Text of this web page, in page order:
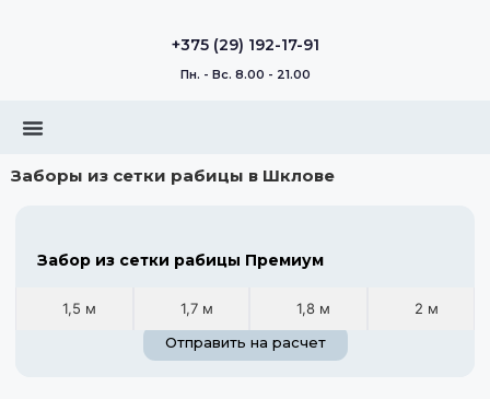
+375 (29) 192-17-91
Пн. - Вс. 8.00 - 21.00
Заборы из сетки рабицы в Шклове
Забор из сетки рабицы Премиум
1,5 м 1,7 м 1,8 м
2 м
Отправить на расчет